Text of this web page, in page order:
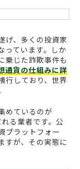
げ、多くの投資家
っています。しか
乗じた詐欺事件も
通貨の仕組みに詳
行しており、世界
めているのが
る業者です。公
プラットフォー
すが、その実態に